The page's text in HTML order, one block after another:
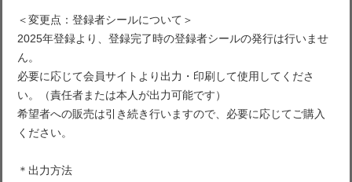
＜変更点：登録者シールについて＞
2025年登録より、登録完了時の登録者シールの発行は行いませ
ん。
必要に応じて会員サイトより出力・印刷して使用してくださ
い。（責任者または本人が出力可能です）
希望者への販売は引き続き行いますので、必要に応じてご購入
ください。
＊出力方法